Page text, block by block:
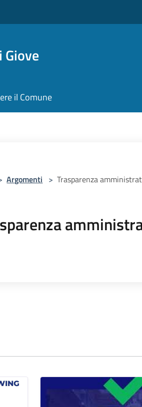
Giove
il Comune
Argomenti > Trasparenza